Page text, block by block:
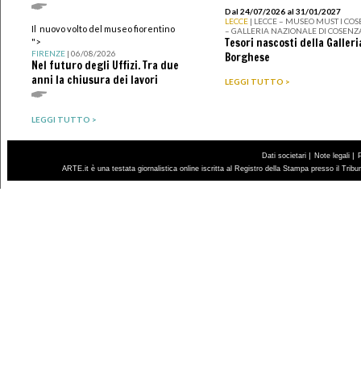
Il nuovo volto del museo fiorentino
">
FIRENZE| 06/08/2026
Nel futuro degli Uffizi. Tra due
anni la chiusura dei lavori
LEGGI TUTTO >
Dal 24/07/2026 al 31/01/2027
LECCE | LECCE – MUSEO MUST I
– GALLERIA NAZIONALE DI
Tesori nascosti della
Borghese
LEGGI TUTTO >
Dati societari | Note legali |
ARTE.it è una testata giornalistica online iscritta al Registro della Stampa presso il